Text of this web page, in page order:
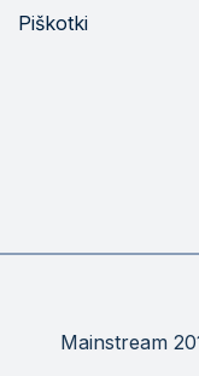
Piškotki
Mainstream